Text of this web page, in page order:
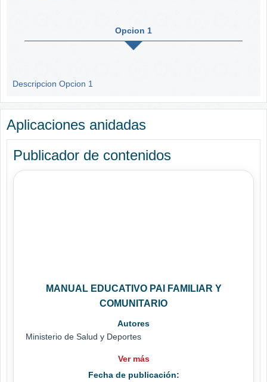
Opcion 1
Descripcion Opcion 1
Aplicaciones anidadas
Publicador de contenidos
MANUAL EDUCATIVO PAI FAMILIAR Y
COMUNITARIO
Autores
Ministerio de Salud y Deportes
Ver más
Fecha de publicación: